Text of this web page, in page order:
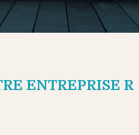
ENTREPRISE R